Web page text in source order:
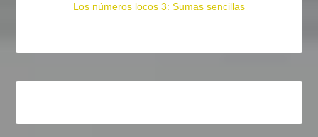
Los números locos 3: Sumas sencillas